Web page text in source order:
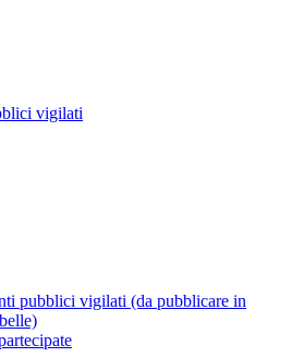
vigilati
pubblici vigilati (da pubblicare in